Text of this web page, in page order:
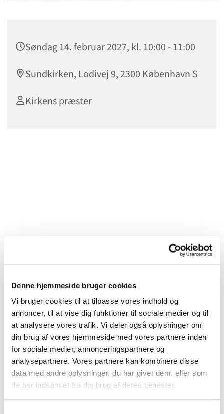
Denne hjemmeside bruger cookies
Vi bruger cookies til at tilpasse vores indhold og
annoncer, til at vise dig funktioner til sociale medier og til
at analysere vores trafik. Vi deler også oplysninger om
din brug af vores hjemmeside med vores partnere inden
for sociale medier, annonceringspartnere og
analysepartnere. Vores partnere kan kombinere disse
data med andre oplysninger, du har givet dem, eller som
de har indsamlet fra din brug af deres tjenester.
Søndag 14. februar 2027, kl. 10:00 - 11:00
Sundkirken, Lodivej 9, 2300 København S
Kirkens præster
Du vil måske også kunne lide...